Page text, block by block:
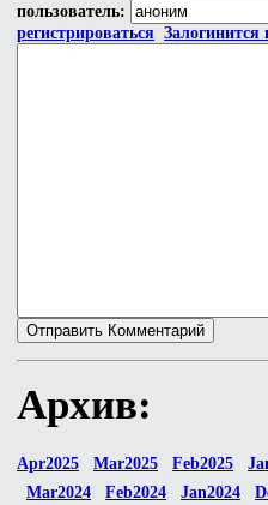
пользователь:
регистрироваться Залогинится
Архив:
Apr2025 Mar2025 Feb2025
Mar2024
Feb2024 Jan2024